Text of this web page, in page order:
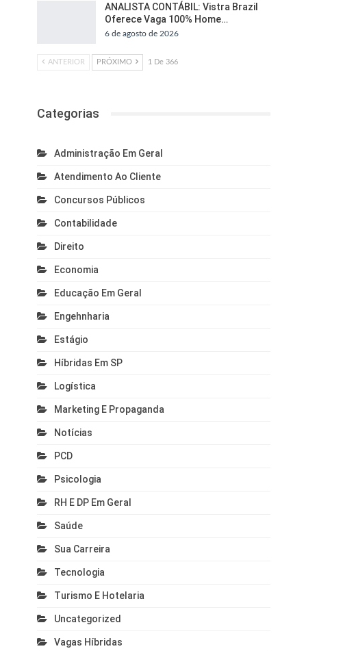
ANALISTA CONTÁBIL: Vistra Brazil
Oferece Vaga 100% Home…
6 de agosto de 2026
ANTERIOR PRÓXIMO 1 De 366
Categorias
Administração Em Geral
Atendimento Ao Cliente
Concursos Públicos
Contabilidade
Direito
Economia
Educação Em Geral
Engehnharia
Estágio
Híbridas Em SP
Logística
Marketing E Propaganda
Notícias
PCD
Psicologia
RH E DP Em Geral
Saúde
Sua Carreira
Tecnologia
Turismo E Hotelaria
Uncategorized
Vagas Híbridas